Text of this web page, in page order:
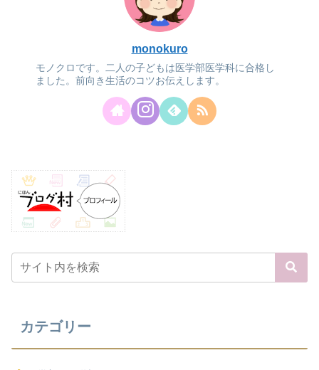
monokuro
モノクロです。二人の子どもは医学部医学科に合格し
ました。前向き生活のコツお伝えします。
カテゴリー